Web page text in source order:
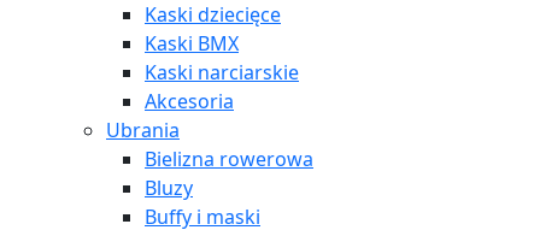
Kaski dziecięce
Kaski BMX
Kaski narciarskie
Akcesoria
Ubrania
Bielizna rowerowa
Bluzy
Buffy i maski